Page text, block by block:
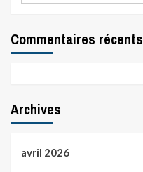
Commentaires récents
Archives
avril 2026